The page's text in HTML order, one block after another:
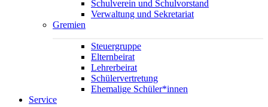
Schulverein und Schulvorstand
Verwaltung und Sekretariat
Gremien
Steuergruppe
Elternbeirat
Lehrerbeirat
Schülervertretung
Ehemalige Schüler*innen
Service